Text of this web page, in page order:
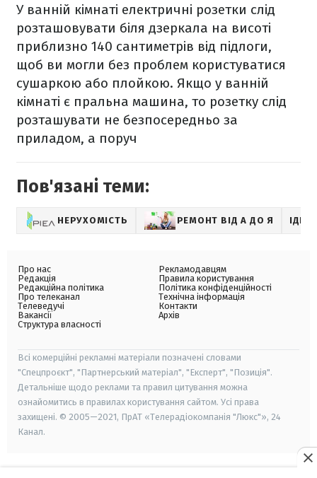
У ванній кімнаті електричні розетки слід
розташовувати біля дзеркала на висоті
приблизно 140 сантиметрів від підлоги,
щоб ви могли без проблем користуватися
сушаркою або плойкою. Якщо у ванній
кімнаті є пральна машина, то розетку слід
розташувати не безпосередньо за
приладом, а поруч
Пов'язані теми:
НЕРУХОМІСТЬ РЕМОНТ ВІД А ДО Я ІДЕЇ
Про нас
Редакція
Редакційна політика
Про телеканал
Телеведучі
Вакансії
Структура власності
Рекламодавцям
Правила користування
Політика конфіденційності
Технічна інформація
Контакти
Архів
Всі комерційні рекламні матеріали позначені словами
"Спецпроєкт", "Партнерський матеріал", "Експерт", "Позиція".
Детальніше щодо реклами та правил цитування можна
ознайомитись в правилах користування сайтом. Усі права
захищені. © 2005—2021, ПрАТ «Телерадіокомпанія "Люкс"», 24
Канал.